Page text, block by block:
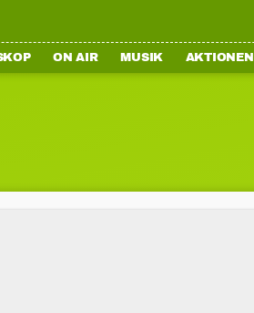
ON AIR MUSIK AKTIONEN